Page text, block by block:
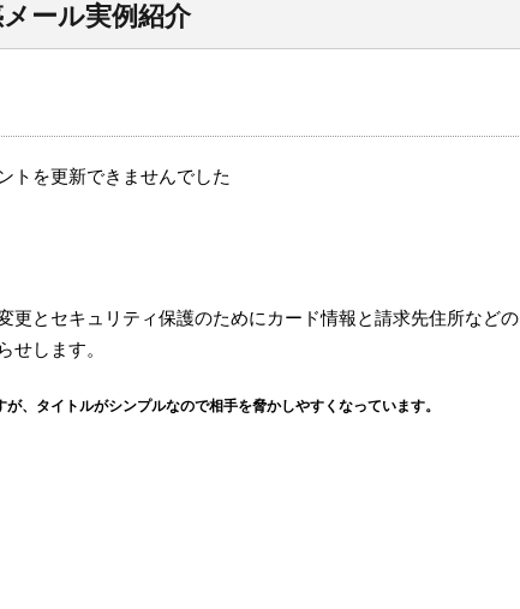
ール実例紹介
トを更新できませんでした
更とセキュリティ保護のためにカード情報と請求先住所などの
せします。
、タイトルがシンプルなので相手を脅かしやすくなっています。